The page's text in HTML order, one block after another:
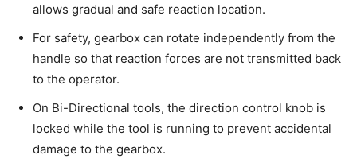
allows gradual and safe reaction location.
For safety, gearbox can rotate independently from the
handle so that reaction forces are not transmitted back
to the operator.
On Bi-Directional tools, the direction control knob is
locked while the tool is running to prevent accidental
damage to the gearbox.